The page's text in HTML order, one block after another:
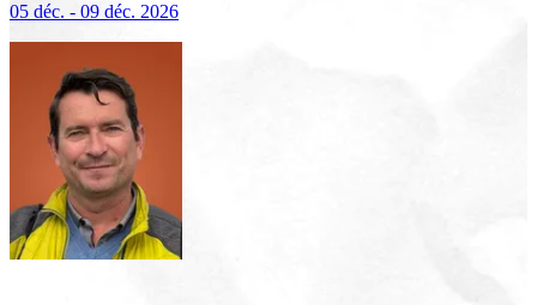
05 déc. - 09 déc. 2026